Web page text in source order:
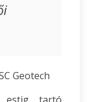
Geotech